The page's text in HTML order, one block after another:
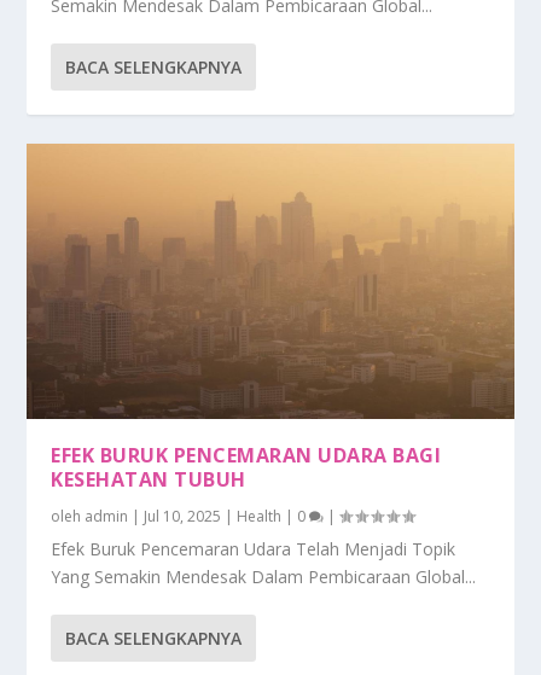
Semakin Mendesak Dalam Pembicaraan Global...
BACA SELENGKAPNYA
EFEK BURUK PENCEMARAN UDARA BAGI
KESEHATAN TUBUH
oleh admin | Jul 10, 2025 | Health | 0 |
Efek Buruk Pencemaran Udara Telah Menjadi Topik
Yang Semakin Mendesak Dalam Pembicaraan Global...
BACA SELENGKAPNYA